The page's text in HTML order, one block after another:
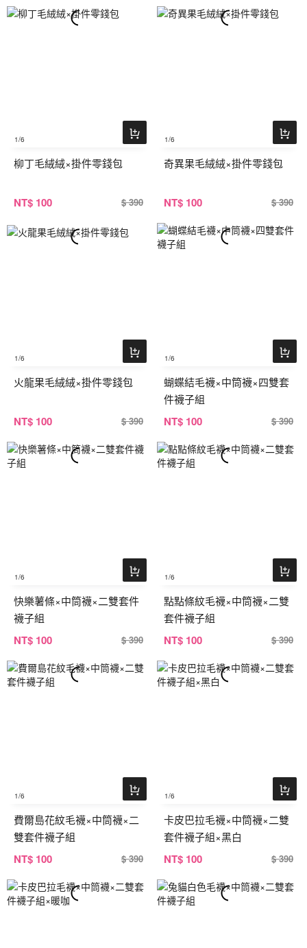
1/6
柳丁毛絨絨×掛件零錢包
NT$ 100 $ 390
1/6
奇異果毛絨絨×掛件零錢包
NT$ 100 $ 390
1/6
火龍果毛絨絨×掛件零錢包
NT$ 100 $ 390
1/6
蝴蝶結毛襪×中筒襪×四雙套
件襪子組
NT$ 100 $ 390
1/6
快樂薯條×中筒襪×二雙套件
襪子組
NT$ 100 $ 390
1/6
點點條紋毛襪×中筒襪×二雙
套件襪子組
NT$ 100 $ 390
1/6
費爾島花紋毛襪×中筒襪×二
雙套件襪子組
NT$ 100 $ 390
1/6
卡皮巴拉毛襪×中筒襪×二雙
套件襪子組×黑白
NT$ 100 $ 390